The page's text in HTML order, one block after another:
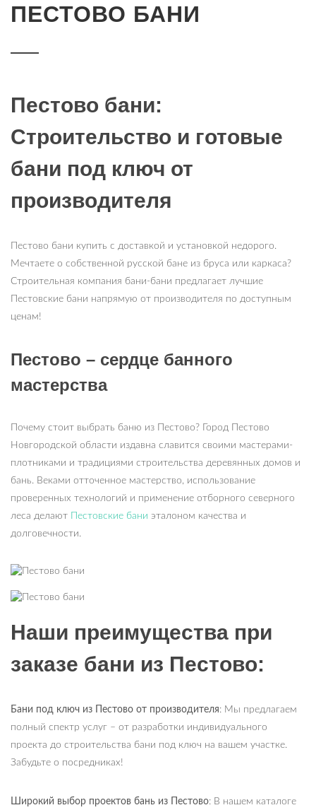
ПЕСТОВО БАНИ
Пестово бани:
Строительство и готовые
бани под ключ от
производителя
Пестово бани купить с доставкой и установкой недорого.
Мечтаете о собственной русской бане из бруса или каркаса?
Строительная компания бани-бани предлагает лучшие
Пестовские бани напрямую от производителя по доступным
ценам!
Пестово – сердце банного
мастерства
Почему стоит выбрать баню из Пестово? Город Пестово
Новгородской области издавна славится своими мастерами-
плотниками и традициями строительства деревянных домов и
бань. Веками отточенное мастерство, использование
проверенных технологий и применение отборного северного
леса делают
Пестовские бани эталоном качества и
долговечности.
Наши преимущества при
заказе бани из Пестово:
Бани под ключ из Пестово от производителя: Мы предлагаем
полный спектр услуг – от разработки индивидуального
проекта до строительства бани под ключ на вашем участке.
Забудьте о посредниках!
Широкий выбор проектов бань из Пестово: В нашем каталоге